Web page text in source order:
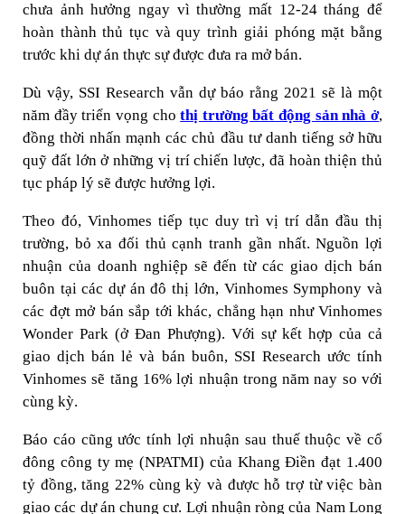
chưa ảnh hưởng ngay vì thường mất 12-24 tháng để
hoàn thành thủ tục và quy trình giải phóng mặt bằng
trước khi dự án thực sự được đưa ra mở bán.
Dù vậy, SSI Research vẫn dự báo rằng 2021 sẽ là một
năm đầy triển vọng chothị trường bất động sản nhà ở,
đồng thời nhấn mạnh các chủ đầu tư danh tiếng sở hữu
quỹ đất lớn ở những vị trí chiến lược, đã hoàn thiện thủ
tục pháp lý sẽ được hưởng lợi.
Theo đó, Vinhomes tiếp tục duy trì vị trí dẫn đầu thị
trường, bỏ xa đối thủ cạnh tranh gần nhất. Nguồn lợi
nhuận của doanh nghiệp sẽ đến từ các giao dịch bán
buôn tại các dự án đô thị lớn, Vinhomes Symphony và
các đợt mở bán sắp tới khác, chẳng hạn như Vinhomes
Wonder Park (ở Đan Phượng). Với sự kết hợp của cả
giao dịch bán lẻ và bán buôn, SSI Research ước tính
Vinhomes sẽ tăng 16% lợi nhuận trong năm nay so với
cùng kỳ.
Báo cáo cũng ước tính lợi nhuận sau thuế thuộc về cổ
đông công ty mẹ (NPATMI) của Khang Điền đạt 1.400
tỷ đồng, tăng 22% cùng kỳ và được hỗ trợ từ việc bàn
giao các dự án chung cư. Lợi nhuận ròng của Nam Long